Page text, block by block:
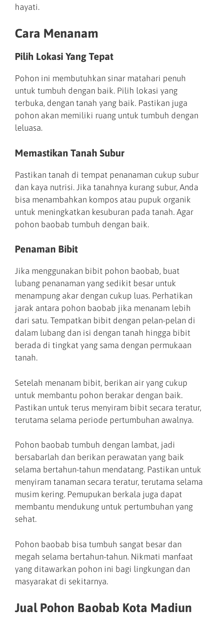
hayati.
Cara Menanam
Pilih Lokasi Yang Tepat
Pohon ini membutuhkan sinar matahari penuh
untuk tumbuh dengan baik. Pilih lokasi yang
terbuka, dengan tanah yang baik. Pastikan juga
pohon akan memiliki ruang untuk tumbuh dengan
leluasa.
Memastikan Tanah Subur
Pastikan tanah di tempat penanaman cukup subur
dan kaya nutrisi. Jika tanahnya kurang subur, Anda
bisa menambahkan kompos atau pupuk organik
untuk meningkatkan kesuburan pada tanah. Agar
pohon baobab tumbuh dengan baik.
Penaman Bibit
Jika menggunakan bibit pohon baobab, buat
lubang penanaman yang sedikit besar untuk
menampung akar dengan cukup luas. Perhatikan
jarak antara pohon baobab jika menanam lebih
dari satu. Tempatkan bibit dengan pelan-pelan di
dalam lubang dan isi dengan tanah hingga bibit
berada di tingkat yang sama dengan permukaan
tanah.
Setelah menanam bibit, berikan air yang cukup
untuk membantu pohon berakar dengan baik.
Pastikan untuk terus menyiram bibit secara teratur,
terutama selama periode pertumbuhan awalnya.
Pohon baobab tumbuh dengan lambat, jadi
bersabarlah dan berikan perawatan yang baik
selama bertahun-tahun mendatang. Pastikan untuk
menyiram tanaman secara teratur, terutama selama
musim kering. Pemupukan berkala juga dapat
membantu mendukung untuk pertumbuhan yang
sehat.
Pohon baobab bisa tumbuh sangat besar dan
megah selama bertahun-tahun. Nikmati manfaat
yang ditawarkan pohon ini bagi lingkungan dan
masyarakat di sekitarnya.
Jual Pohon Baobab Kota Madiun